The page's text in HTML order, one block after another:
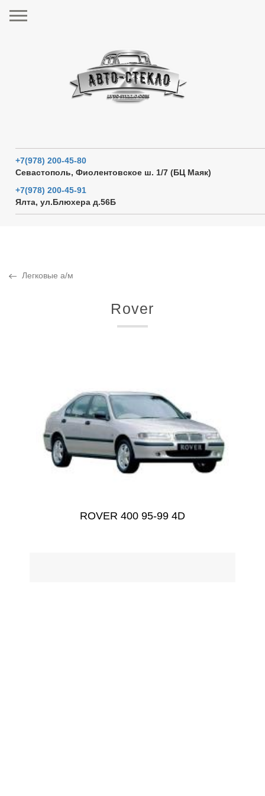
+7(978) 200-45-80
Севастополь, Фиолентовское ш. 1/7 (БЦ Маяк)
+7(978) 200-45-91
Ялта, ул.Блюхера д.56Б
Легковые а/м
Rover
ROVER 400 95-99 4D